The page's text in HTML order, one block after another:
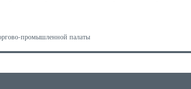
промышленной палаты